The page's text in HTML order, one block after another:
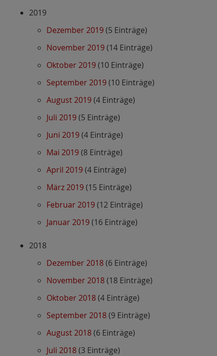
2019
Dezember 2019(5 Einträge)
November 2019(14 Einträge)
Oktober 2019(10 Einträge)
September 2019(10 Einträge)
August 2019(4 Einträge)
Juli 2019(5 Einträge)
Juni 2019(4 Einträge)
Mai 2019(8 Einträge)
April 2019(4 Einträge)
März 2019(15 Einträge)
Februar 2019(12 Einträge)
Januar 2019(16 Einträge)
2018
Dezember 2018(6 Einträge)
November 2018(18 Einträge)
Oktober 2018(4 Einträge)
September 2018(9 Einträge)
August 2018(6 Einträge)
Juli 2018(3 Einträge)